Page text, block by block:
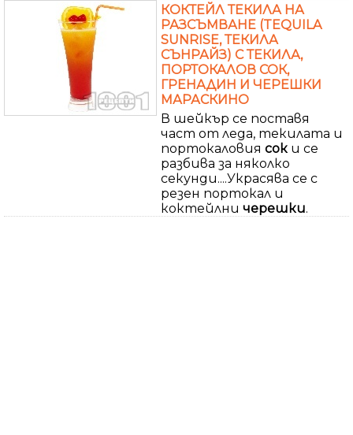
КОКТЕЙЛ ТЕКИЛА НА
РАЗСЪМВАНЕ (TEQUILA
SUNRISE, ТЕКИЛА
СЪНРАЙЗ) С ТЕКИЛА,
ПОРТОКАЛОВ СОК,
ГРЕНАДИН И ЧЕРЕШКИ
МАРАСКИНО
В шейкър се поставя
част от леда, текилата и
портокаловия сок и се
разбива за няколко
секунди....Украсява се с
резен портокал и
коктейлни черешки.